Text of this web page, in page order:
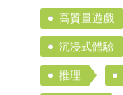
高質量遊戲
沉浸式體驗
推理